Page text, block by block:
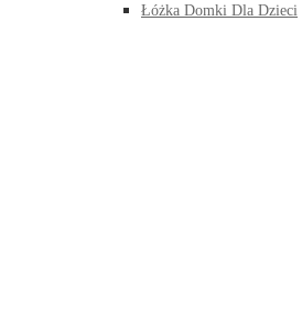
Łóżka Domki Dla Dzieci